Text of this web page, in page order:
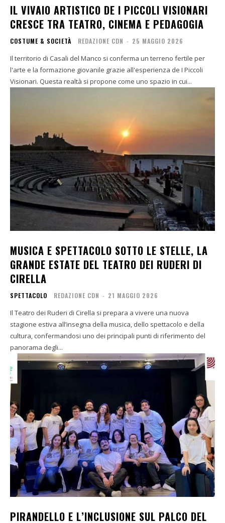
IL VIVAIO ARTISTICO DE I PICCOLI VISIONARI
CRESCE TRA TEATRO, CINEMA E PEDAGOGIA
COSTUME & SOCIETÀ REDAZIONE CDN - 25 MAGGIO 2026
Il territorio di Casali del Manco si conferma un terreno fertile per
l'arte e la formazione giovanile grazie all'esperienza de I Piccoli
Visionari. Questa realtà si propone come uno spazio in cui...
MUSICA E SPETTACOLO SOTTO LE STELLE, LA
GRANDE ESTATE DEL TEATRO DEI RUDERI DI
CIRELLA
SPETTACOLO REDAZIONE CDN - 21 MAGGIO 2026
Il Teatro dei Ruderi di Cirella si prepara a vivere una nuova
stagione estiva all’insegna della musica, dello spettacolo e della
cultura, confermandosi uno dei principali punti di riferimento del
panorama degli...
PIRANDELLO E L’INCLUSIONE SUL PALCO DEL